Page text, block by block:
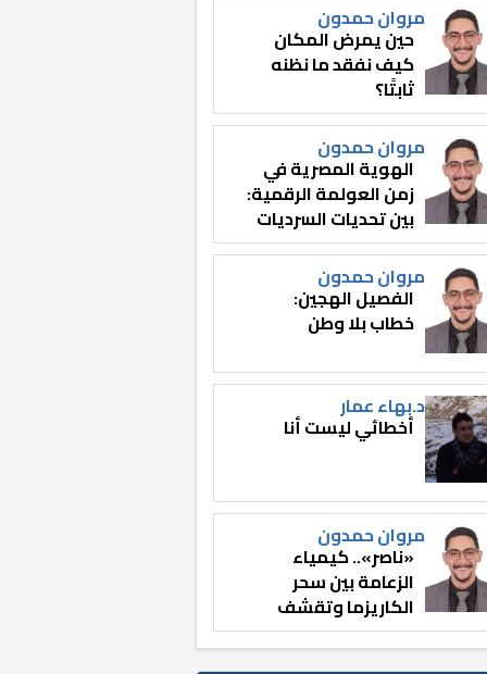
مروان حمدون
حين يمرض المكان
كيف نفقد ما نظنه
ثابتًا؟
مروان حمدون
الهوية المصرية في
زمن العولمة الرقمية:
بين تحديات السرديات
وصناعة الوعي
مروان حمدون
الفصيل الهجين:
خطاب بلا وطن
د.بهاء عمار
أخطائي ليست أنا
مروان حمدون
«ناصر».. كيمياء
الزعامة بين سحر
الكاريزما وتقشف
الثائر